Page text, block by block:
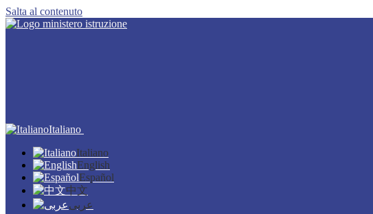
Salta al contenuto
Italiano
Italiano
English
Español
中文
عربى